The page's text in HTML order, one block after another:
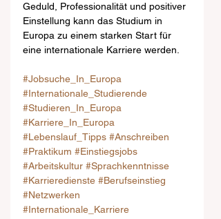
Geduld, Professionalität und positiver
Einstellung kann das Studium in
Europa zu einem starken Start für
eine internationale Karriere werden.
#Jobsuche_In_Europa
#Internationale_Studierende
#Studieren_In_Europa
#Karriere_In_Europa
#Lebenslauf_Tipps #Anschreiben
#Praktikum #Einstiegsjobs
#Arbeitskultur #Sprachkenntnisse
#Karrieredienste #Berufseinstieg
#Netzwerken
#Internationale_Karriere